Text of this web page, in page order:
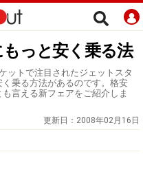
っと安く乗る法
ットで注目されたジェットスタ
乗る方法があるのです。格安
言える新フェアをご紹介しま
更新日： 2008年02月16日